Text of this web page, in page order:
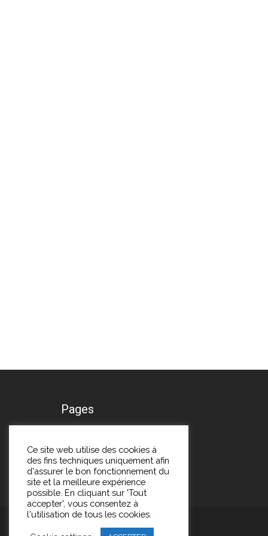
Pages
Me contacter
Ce site web utilise des cookies à
des fins techniques uniquement afin
d'assurer le bon fonctionnement du
site et la meilleure expérience
possible. En cliquant sur 'Tout
accepter', vous consentez à
l'utilisation de tous les cookies.